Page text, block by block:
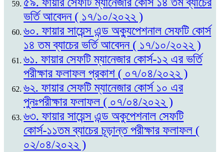
ভর্তি আবেদন ( ১৭/১০/২০২২ )
৬০. ফায়ার সায়েন্স এন্ড অক্যুপেশনাল সেফটি কোর্স
১৪ তম ব্যাচের ভর্তি আবেদন ( ১৭/১০/২০২২ )
৬১. ফায়ার সেফটি ম্যানেজার কোর্স-১২ এর ভর্তি
পরীক্ষার ফলাফল প্রকাশ ( ০৭/০৪/২০২২ )
৬২. ফায়ার সেফটি ম্যানেজার কোর্স ১০ এর
পুনঃপরীক্ষার ফলাফল ( ০৭/০৪/২০২২ )
৬৩. ফায়ার সায়েন্স এন্ড অকুপেশনাল সেফটি
কোর্স-১১তম ব্যাচের চূড়ান্ত পরীক্ষার ফলাফল (
০২/০৪/২০২২ )